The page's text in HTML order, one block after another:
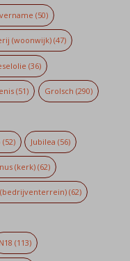
(50)
(woonwijk) (47)
(36)
(51) Grolsch (290)
(52) Jubilea (56)
(kerk)(62)
(62)
N18 (113)